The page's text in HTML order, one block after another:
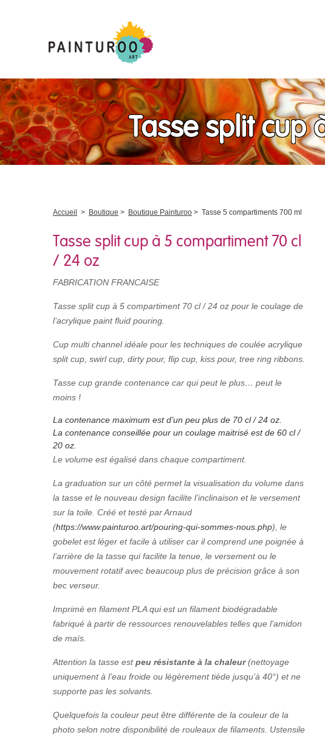
Tasse split cup
Accueil > Boutique > Boutique Painturoo > Tasse 5 compartiments 700 ml
Tasse split cup à 5 compartiment 70 cl
/ 24 oz
FABRICATION FRANCAISE
Tasse split cup à 5 compartiment 70 cl / 24 oz pour le coulage de
l’acrylique paint fluid pouring.
Cup multi channel idéale pour les techniques de coulée acrylique
split cup, swirl cup, dirty pour, flip cup, kiss pour, tree ring ribbons.
Tasse cup grande contenance car qui peut le plus… peut le
moins !
La contenance maximum est d’un peu plus de 70 cl / 24 oz.
La contenance conseillée pour un coulage maitrisé est de 60 cl /
20 oz.
Le volume est égalisé dans chaque compartiment.
La graduation sur un côté permet la visualisation du volume dans
la tasse et le nouveau design facilite l’inclinaison et le versement
sur la toile. Créé et testé par Arnaud
(https://www.painturoo.art/pouring-qui-sommes-nous.php), le
gobelet est léger et facile à utiliser car il comprend une poignée à
l’arrière de la tasse qui facilite la tenue, le versement ou le
mouvement rotatif avec beaucoup plus de précision grâce à son
bec verseur.
Imprimé en filament PLA qui est un filament biodégradable
fabriqué à partir de ressources renouvelables telles que l'amidon
de maïs.
Attention la tasse estpeu résistante à la chaleur(nettoyage
uniquement à l’eau froide ou légèrement tiède jusqu’à 40°) et ne
supporte pas les solvants.
Quelquefois la couleur peut être différente de la couleur de la
photo selon notre disponibilité de rouleaux de filaments. Ustensile